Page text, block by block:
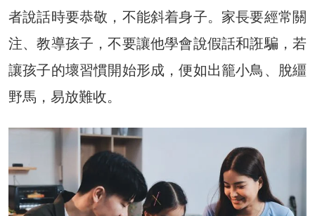
者說話時要恭敬，不能斜着身子。家長要經常關
注、教導孩子，不要讓他學會說假話和誑騙，若
讓孩子的壞習慣開始形成，便如出籠小鳥、脫繮
野馬，易放難收。